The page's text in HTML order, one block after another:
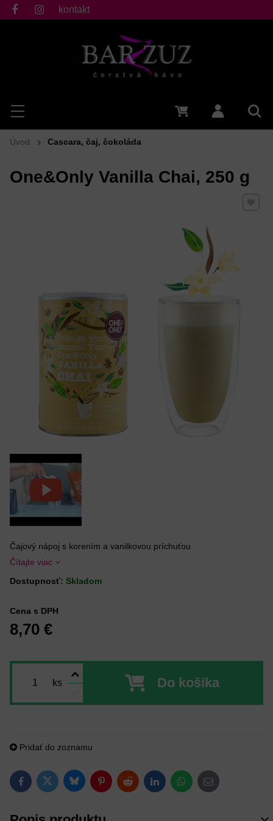
Hľadať
Menu Prihlásiť
fb ig
kontakt
Úvod Cascara, čaj, čokoláda
One&Only Vanilla Chai, 250 g
Čajový nápoj s korením a vanilkovou príchuťou
Čítajte viac
Dostupnosť: Skladom
Cena s DPH
8,70 €
ks Do košíka
Pridať do zoznamu
FacebookTwitterBlueskyPinterestRedditLinkedInWhatsApp
E-mail